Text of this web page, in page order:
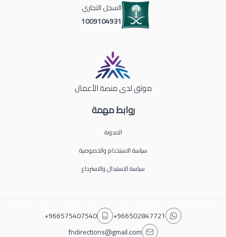
روابط مهمة
المدونة
سياسة الاستخدام والخصوصية
سياسة الاستبدال والاسترجاع
السجل التجاري
1009104931
موثق لدى منصة الأعمال
+966502847721
+966575407540
fndirections@gmail.com